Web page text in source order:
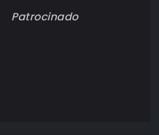
Patrocinado